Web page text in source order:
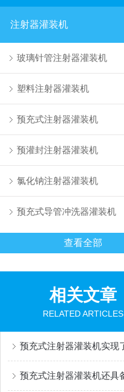
注射器灌装机
玻璃针管注射器灌装机
塑料注射器灌装机
预充式注射器灌装机
预灌封注射器灌装机
氯化钠注射器灌装机
预充式导管冲洗器灌装机
查看全部
相关文章
RELATED ARTICLES